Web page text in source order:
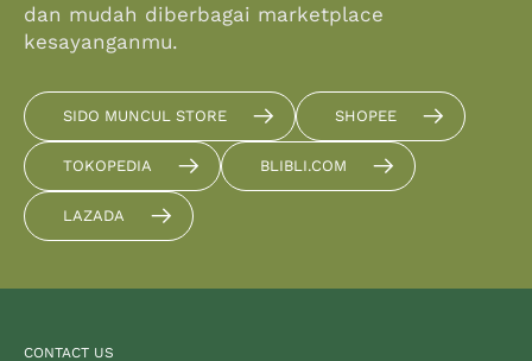
dan mudah diberbagai marketplace
kesayanganmu.
SIDO MUNCUL STORE SHOPEE
TOKOPEDIA BLIBLI.COM
LAZADA
CONTACT US